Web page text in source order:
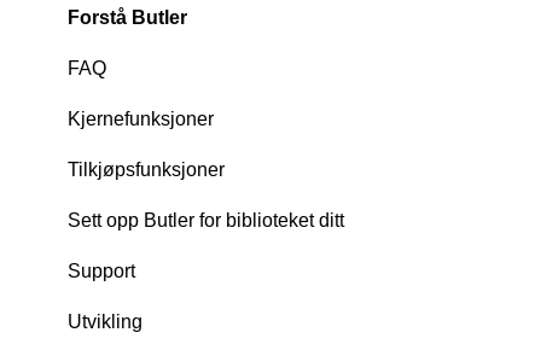
Scan, oprett og slett RFID-tags
FAQ
Funksjoner
Utvikling
Forstå Butler
FAQ
Kjernefunksjoner
Tilkjøpsfunksjoner
Sett opp Butler for biblioteket ditt
Support
Utvikling